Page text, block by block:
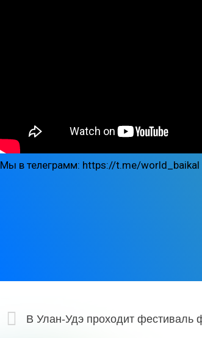
Мы в телеграмм: https://t.me/world_baikal